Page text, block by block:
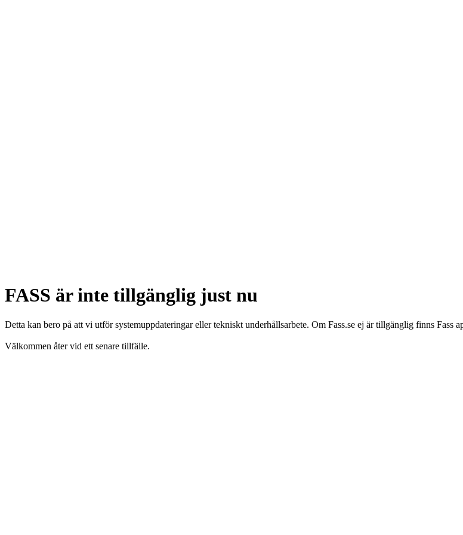
FASS är inte tillgänglig just nu
Detta kan bero på att vi utför systemuppdateringar eller tekniskt underhållsarbete. Om Fass.se ej är tillgänglig finns Fass
Välkommen åter vid ett senare tillfälle.